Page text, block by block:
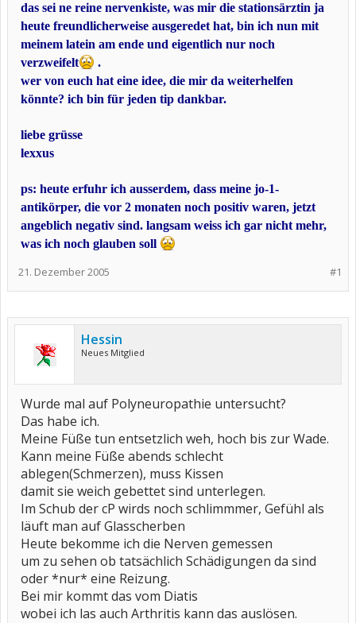
das sei ne reine nervenkiste, was mir die stationsärztin ja
heute freundlicherweise ausgeredet hat, bin ich nun mit
meinem latein am ende und eigentlich nur noch
verzweifelt
.
wer von euch hat eine idee, die mir da weiterhelfen
könnte? ich bin für jeden tip dankbar.
liebe grüsse
lexxus
ps: heute erfuhr ich ausserdem, dass meine jo-1-
antikörper, die vor 2 monaten noch positiv waren, jetzt
angeblich negativ sind. langsam weiss ich gar nicht mehr,
was ich noch glauben soll
#1
21. Dezember 2005
Hessin
Neues Mitglied
Wurde mal auf Polyneuropathie untersucht?
Das habe ich.
Meine Füße tun entsetzlich weh, hoch bis zur Wade.
Kann meine Füße abends schlecht
ablegen(Schmerzen), muss Kissen
damit sie weich gebettet sind unterlegen.
Im Schub der cP wirds noch schlimmmer, Gefühl als
läuft man auf Glasscherben
Heute bekomme ich die Nerven gemessen
um zu sehen ob tatsächlich Schädigungen da sind
oder *nur* eine Reizung.
Bei mir kommt das vom Diatis
wobei ich las auch Arthritis kann das auslösen.